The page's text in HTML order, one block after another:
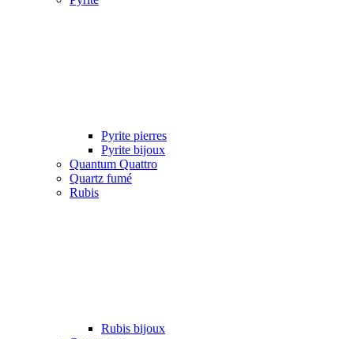
Pyrite pierres
Pyrite bijoux
Quantum Quattro
Quartz fumé
Rubis
Rubis bijoux